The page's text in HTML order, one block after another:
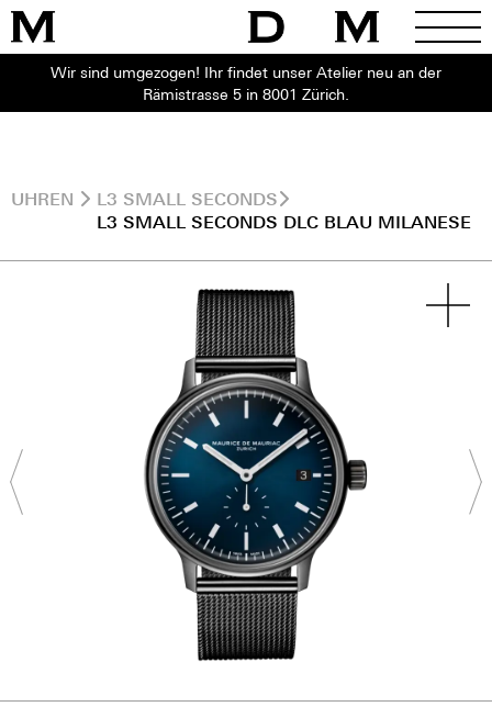
Wir sind umgezogen! Ihr findet unser Atelier neu an der
Rämistrasse 5 in 8001 Zürich.
UHREN
L3 SMALL SECONDS
L3 SMALL SECONDS DLC BLAU MILANESE